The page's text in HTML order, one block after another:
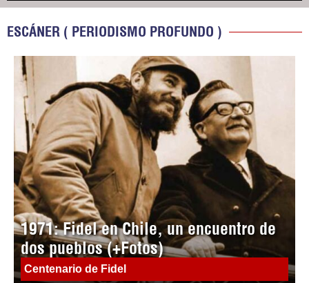
ESCÁNER ( PERIODISMO PROFUNDO )
1971: Fidel en Chile, un encuentro de
dos pueblos (+Fotos)
Centenario de Fidel